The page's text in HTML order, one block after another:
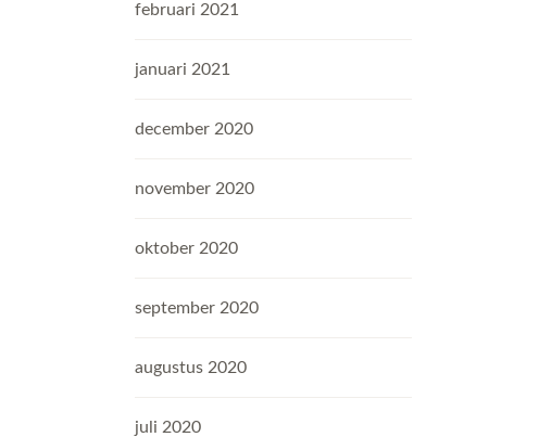
februari 2021
januari 2021
december 2020
november 2020
oktober 2020
september 2020
augustus 2020
juli 2020